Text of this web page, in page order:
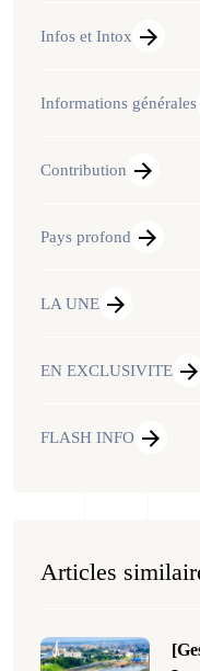
Infos et Intox
Informations générales
Contribution
Pays profond
LA UNE
EN EXCLUSIVITE
FLASH INFO
Articles